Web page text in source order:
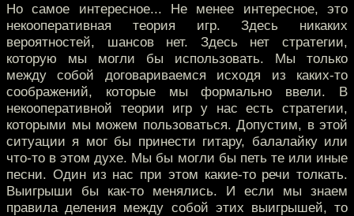
Но самое интересное... Не менее интересное, это
некооперативная теория игр. Здесь никаких
вероятностей, шансов нет. Здесь нет стратегии,
которую мы могли бы использовать. Мы только
между собой договариваемся исходя из каких-то
соображений, которые мы формально ввели. В
некооперативной теории игр у нас есть стратегии,
которыми мы можем пользоваться. Допустим, в этой
ситуации я мог бы принести гитару, балалайку или
что-то в этом духе. Мы бы могли бы петь те или иные
песни. Один из нас при этом какие-то речи толкать.
Выигрыши бы как-то менялись. И если мы знаем
правила деления между собой этих выигрышей, то